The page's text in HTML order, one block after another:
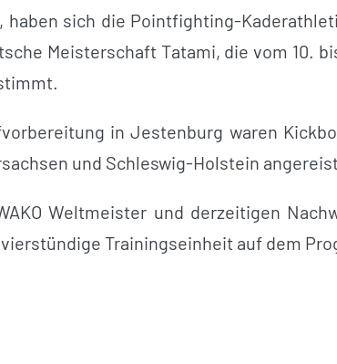
haben sich die Pointfighting-
Meisterschaft Tatami, die vom 10.
in Jestenburg waren
und Schleswig-Holstein
Weltmeister und derzeitigen
Trainingseinheit auf dem